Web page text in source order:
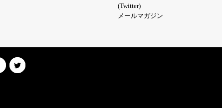
(Twitter)
メールマガジン